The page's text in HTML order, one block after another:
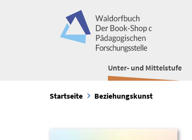
Unter- und Mittelstufe
Startseite Beziehungskunst